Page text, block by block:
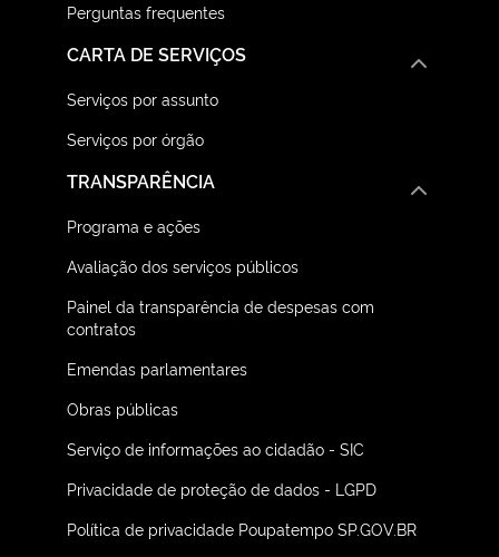
Perguntas frequentes
CARTA DE SERVIÇOS
Serviços por assunto
Serviços por órgão
TRANSPARÊNCIA
Programa e ações
Avaliação dos serviços públicos
Painel da transparência de despesas com
contratos
Emendas parlamentares
Obras públicas
Serviço de informações ao cidadão - SIC
Privacidade de proteção de dados - LGPD
Política de privacidade Poupatempo SP.GOV.BR